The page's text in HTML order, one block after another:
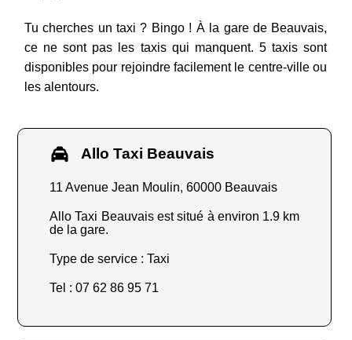
Tu cherches un taxi ? Bingo ! À la gare de Beauvais,
ce ne sont pas les taxis qui manquent. 5 taxis sont
disponibles pour rejoindre facilement le centre-ville ou
les alentours.
Allo Taxi Beauvais
11 Avenue Jean Moulin, 60000 Beauvais
Allo Taxi Beauvais est situé à environ 1.9 km
de la gare.
Type de service : Taxi
Tel : 07 62 86 95 71